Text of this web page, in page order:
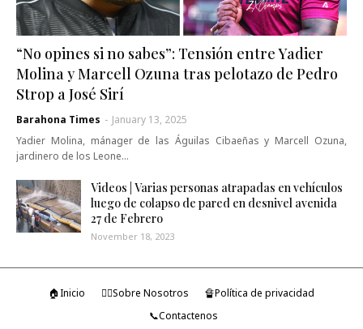
“No opines si no sabes”: Tensión entre Yadier
Molina y Marcell Ozuna tras pelotazo de Pedro
Strop a José Sirí
Barahona Times - January 13, 2025
Yadier Molina, mánager de las Águilas Cibaeñas y Marcell Ozuna,
jardinero de los Leone…
Videos | Varias personas atrapadas en vehículos
luego de colapso de pared en desnivel avenida
27 de Febrero
November 18, 2023
🏠Inicio 🤷‍♂️Sobre Nosotros
🔏Política de privacidad
📞Contactenos